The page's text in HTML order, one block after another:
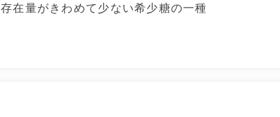
存在量がきわめて少ない希少糖の一種